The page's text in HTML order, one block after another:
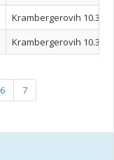
Krambergerovih 10.3km
Krambergerovih 10.3km
6 7